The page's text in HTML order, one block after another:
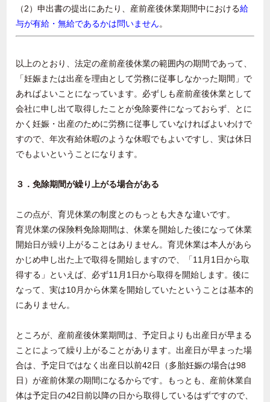
（2）申出書の提出にあたり、産前産後休業期間中における給
与が有給・無給であるかは問いません。
以上のとおり、法定の産前産後休業の範囲内の期間であって、
「妊娠または出産を理由として労務に従事しなかった期間」で
あればよいことになっています。必ずしも産前産後休業として
会社に申し出て取得したことが免除要件になっておらず、とに
かく妊娠・出産のために労務に従事していなければよいわけで
すので、年次有給休暇のような休暇でもよいですし、実は休日
でもよいということになります。
３．免除期間が繰り上がる場合がある
この点が、育児休業の制度とのもっとも大きな違いです。
育児休業の保険料免除期間は、休業を開始した後になって休業
開始日が繰り上がることはありません。育児休業は本人があら
かじめ申し出た上で取得を開始しますので、「11月1日から取
得する」といえば、必ず11月1日から取得を開始します。後に
なって、実は10月から休業を開始していたということは基本的
にありません。
ところが、産前産後休業期間は、予定日よりも出産日が早まる
ことによって繰り上がることがあります。出産日が早まった場
合は、予定日ではなく出産日以前42日（多胎妊娠の場合は98
日）が産前休業の期間になるからです。もっとも、産前休業自
体は予定日の42日前以降の日から取得しているはずですので、